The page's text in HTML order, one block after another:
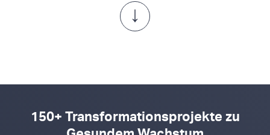
↓
150+ Transformationsprojekte zu